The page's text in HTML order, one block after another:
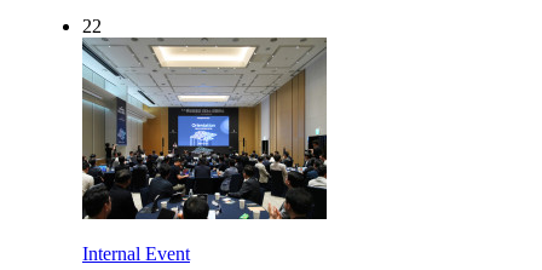
22
Internal Event